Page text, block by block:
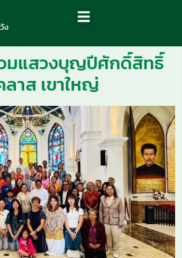
มแสวงบุญปีศักดิ์สิทธิ์
าส เขาใหญ่